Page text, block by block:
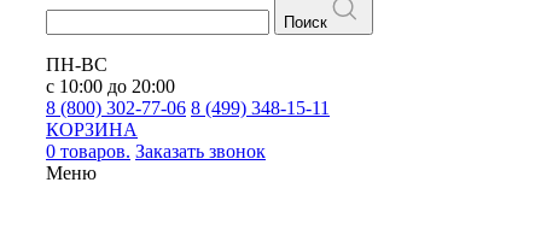
Поиск
ПН-ВС
с 10:00 до 20:00
8 (800) 302-77-06 8 (499) 348-15-11
КОРЗИНА
0 товаров. Заказать звонок
Меню